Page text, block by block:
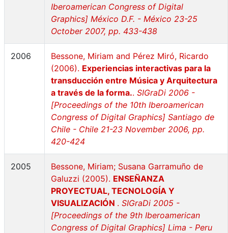
Iberoamerican Congress of Digital
Graphics] México D.F. - México 23-25
October 2007, pp. 433-438
2006
Bessone, Miriam and Pérez Miró, Ricardo
(2006). Experiencias interactivas para la
transducción entre Música y Arquitectura
a través de la forma.. SIGraDi 2006 -
[Proceedings of the 10th Iberoamerican
Congress of Digital Graphics] Santiago de
Chile - Chile 21-23 November 2006, pp.
420-424
2005
Bessone, Miriam; Susana Garramuño de
Galuzzi (2005). ENSEÑANZA
PROYECTUAL, TECNOLOGÍA Y
VISUALIZACIÓN . SIGraDi 2005 -
[Proceedings of the 9th Iberoamerican
Congress of Digital Graphics] Lima - Peru